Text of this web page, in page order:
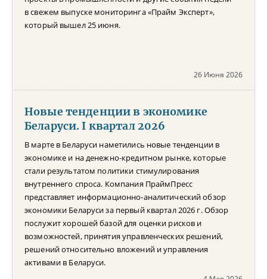
в свежем выпуске мониторинга «Прайм Эксперт»,
который вышел 25 июня.
26 Июня 2026
Новые тенденции в экономике
Беларуси. I квартал 2026
В марте в Беларуси наметились новые тенденции в
экономике и на денежно-кредитном рынке, которые
стали результатом политики стимулирования
внутреннего спроса. Компания ПраймПресс
представляет информационно-аналитический обзор
экономики Беларуси за первый квартал 2026 г. Обзор
послужит хорошей базой для оценки рисков и
возможностей, принятия управленческих решений,
решений относительно вложений и управления
активами в Беларуси.